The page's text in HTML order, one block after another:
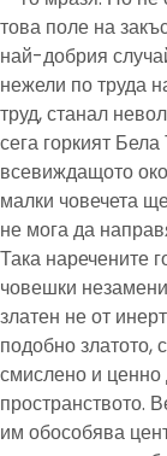
това поле на
най-добрия
нежели по труда
труд, станал
сега горкият
всевиждащото
малки човечета
не мога да
Така наречените
човешки
златен не от
подобно златото,
смислено и ценно
пространството.
им обособява